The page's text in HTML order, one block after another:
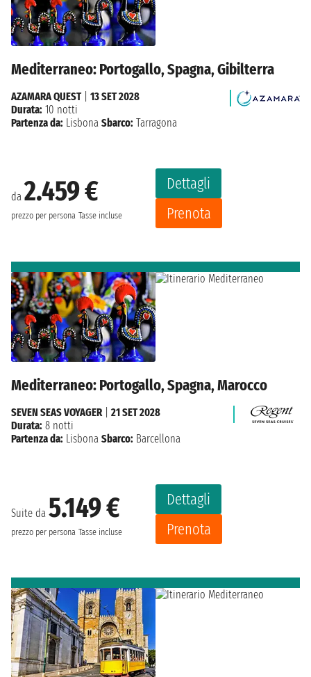
Mediterraneo: Portogallo, Spagna, Gibilterra
da 2.459 €
prezzo per persona Tasse incluse
Dettagli
Prenota
AZAMARA QUEST| 13 SET 2028
Durata: 10 notti
Partenza da: Lisbona Sbarco: Tarragona
Mediterraneo: Portogallo, Spagna, Marocco
Suite da 5.149 €
prezzo per persona Tasse incluse
Dettagli
Prenota
SEVEN SEAS VOYAGER| 21 SET 2028
Durata: 8 notti
Partenza da: Lisbona Sbarco: Barcellona